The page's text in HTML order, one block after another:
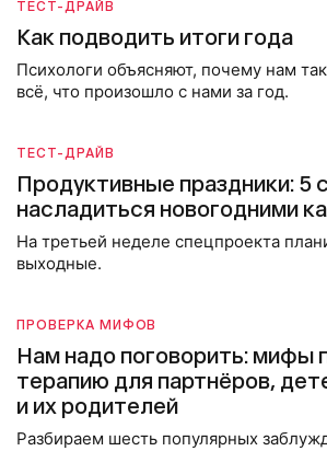
ТЕСТ-ДРАЙВ
Как подводить итоги года
Психологи объясняют, почему нам
всё, что произошло с нами за год.
ТЕСТ-ДРАЙВ
Продуктивные праздники: 5
насладиться новогодними
На третьей неделе спецпроекта
выходные.
ПРОВЕРКА МИФОВ
Нам надо поговорить: мифы
терапию для партнёров,
и их родителей
Разбираем шесть популярных